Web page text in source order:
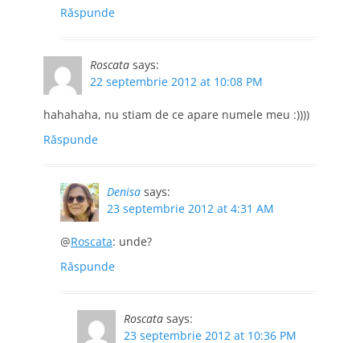
Răspunde
Roscata says:
22 septembrie 2012 at 10:08 PM
hahahaha, nu stiam de ce apare numele meu :))))
Răspunde
Denisa says:
23 septembrie 2012 at 4:31 AM
@Roscata: unde?
Răspunde
Roscata says:
23 septembrie 2012 at 10:36 PM